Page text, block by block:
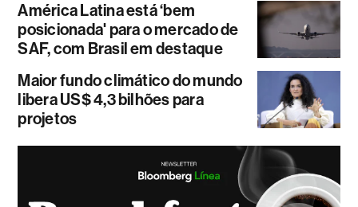
América Latina está ‘bem
posicionada' para o mercado de
SAF, com Brasil em destaque
Maior fundo climático do mundo
libera US$ 4,3 bilhões para
projetos